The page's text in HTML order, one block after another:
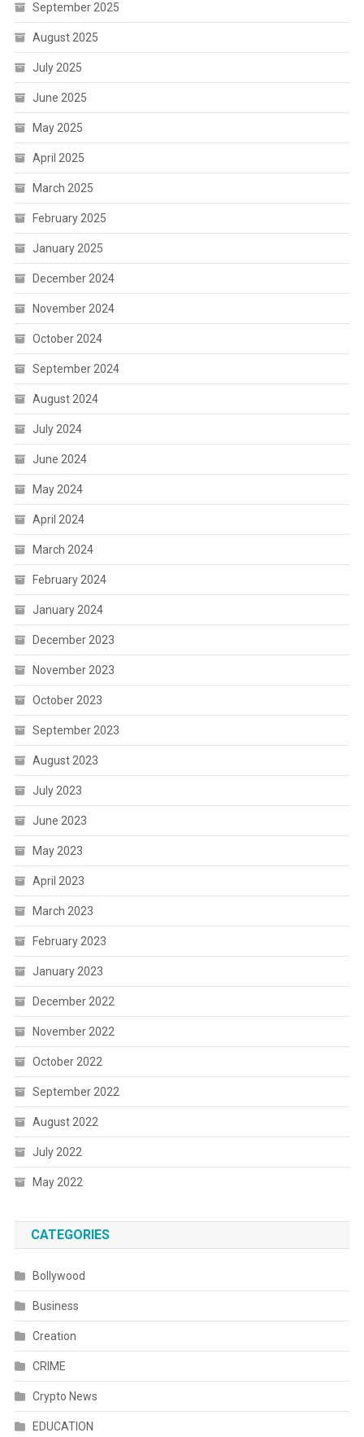
September 2025
August 2025
July 2025
June 2025
May 2025
April 2025
March 2025
February 2025
January 2025
December 2024
November 2024
October 2024
September 2024
August 2024
July 2024
June 2024
May 2024
April 2024
March 2024
February 2024
January 2024
December 2023
November 2023
October 2023
September 2023
August 2023
July 2023
June 2023
May 2023
April 2023
March 2023
February 2023
January 2023
December 2022
November 2022
October 2022
September 2022
August 2022
July 2022
May 2022
CATEGORIES
Bollywood
Business
Creation
CRIME
Crypto News
EDUCATION